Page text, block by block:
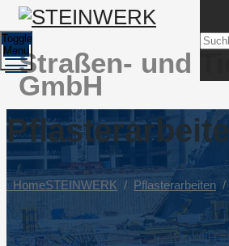
Straßen- und
GmbH
Toggle
Menu
HomeSTEINWERK / Pflasterarbeiten /